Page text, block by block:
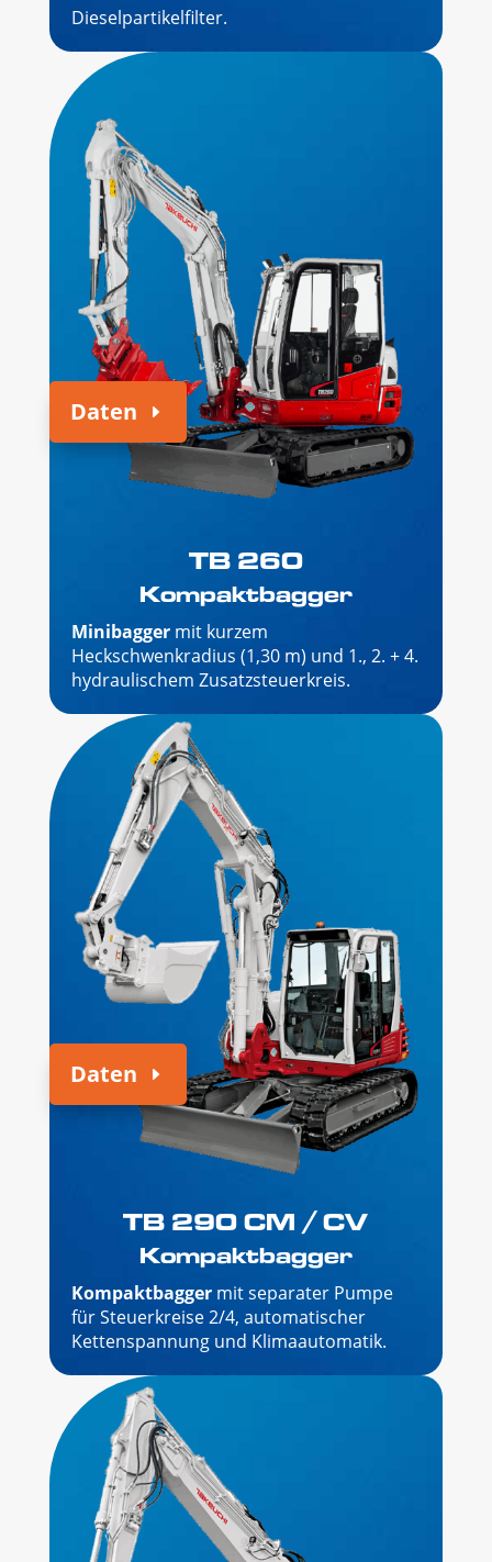
Dieselpartikelfilter.
TB 260
Kompaktbagger
Minibaggermit kurzem
Heckschwenkradius (1,30 m) und 1., 2. + 4.
hydraulischem Zusatzsteuerkreis.
Daten
TB 290 CM / CV
Kompaktbagger
Kompaktbaggermit separater Pumpe
für Steuerkreise 2/4, automatischer
Kettenspannung und Klimaautomatik.
Daten